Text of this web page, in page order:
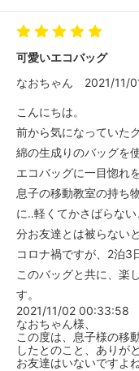
可愛いエコバッグ
なおちゃん
2021/11/
こんにちは。
前から気になっていた
綿の生成りのバッグを
エコバッグに一目惚れ
息子の移動教室の持ち
に‥軽くてかさばらな
分お友達とは被らない
コロナ禍ですが、2泊3
このバッグと共に、楽
す。
2021/11/02 00:33:58
なおちゃん様、
この度は、息子様の移
したとのこと、ありが
お友達はいないですよ